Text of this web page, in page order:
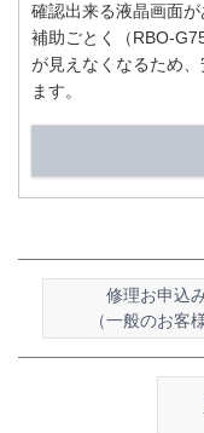
確認出来る液晶画面が
補助ごとく（RBO-
が見えなくなるため
ます。
修理お申込
（一般のお客様